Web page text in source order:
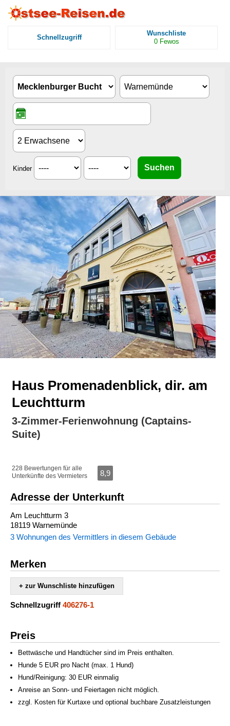
Schnellzugriff
Wunschliste
0 Fewos
Kinder
Haus Promenadenblick, dir. am
Leuchtturm
3-Zimmer-Ferienwohnung (Captains-
Suite)
228 Bewertungen für alle
Unterkünfte des Vermieters
8,9
Adresse der Unterkunft
Am Leuchtturm 3
18119 Warnemünde
3 Wohnungen des Vermittlers in diesem Gebäude
Merken
+ zur Wunschliste hinzufügen
Schnellzugriff 406276-1
Preis
Bettwäsche und Handtücher sind im Preis enthalten.
Hunde 5 EUR pro Nacht (max. 1 Hund)
Hund/Reinigung: 30 EUR einmalig
Anreise an Sonn- und Feiertagen nicht möglich.
zzgl. Kosten für Kurtaxe und optional buchbare Zusatzleistungen